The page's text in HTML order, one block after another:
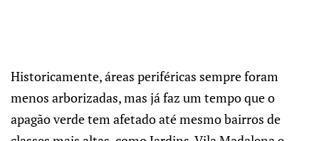
Historicamente, áreas periféricas sempre foram
menos arborizadas, mas já faz um tempo que o
apagão verde tem afetado até mesmo bairros de